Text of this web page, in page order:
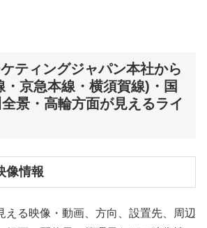
ティングジャパン本社から
・京急本線・横須賀線)・国
景・高輪方面が見えるライ
像情報
える映像・動画、方向、設置先、周辺